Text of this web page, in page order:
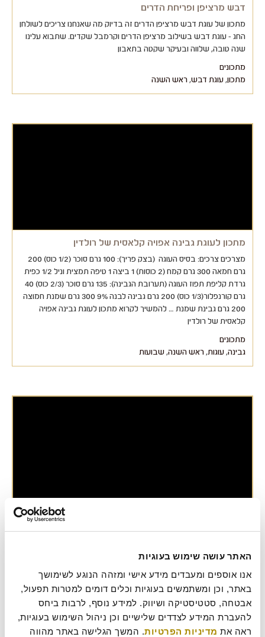
האתר עושה שימוש בעוגיות
ראה את מדיניות הפרטיות
דבש מרציפן ופריחת הדרים
מתכון של עוגת דבש מרציפן הדרים זה בדיוק מה שאנחנו צריכים לשולחן
החג - עוגת דבש בשילוב מרציפן הדרים וקרמבל שקדים. שתבוא עלינו
שנה טובה, שלווה ובעיקר שקטה בתאבון
מתכונים
מתכון,עוגת דבש,ראש השנה
מתכון לעוגת גבינה אפויה קלאסית של רולדין
מצרכים צרכים: בסיס העוגה (בצק פריך): 100 גרם סוכר (1/2 כוס) 200
גרם חמאה 300 גרם קמח (2 כוסות) 1 ביצה 1 טיפה תמצית וניל 1/2 כפית
גרדת קליפת תפוז העוגה (תערובת הגבינה): 135 גרם סוכר (2/3 כוס) 40
גרם קורנפלור(1/3 כוס) 200 גרם גבינה לבנה 9% 300 גרם שמנת חמוצה
200 גרם גבינת שמנת … להמשיך לקרוא מתכון לעוגת גבינה אפויה
קלאסית של רולדין
מתכונים
גבינה,עוגות,ראש השנה, שבועות
עוגה שהתחילה כטעות והפכה לקלסיקה
עוגות ראש השנה